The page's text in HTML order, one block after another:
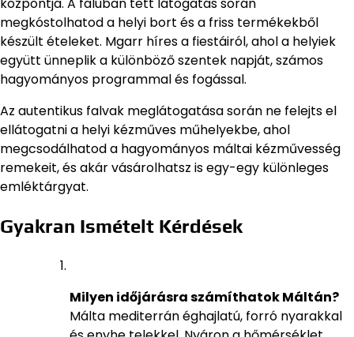
központja. A faluban tett látogatás során
megkóstolhatod a helyi bort és a friss termékekből
készült ételeket. Mgarr híres a fiestáiról, ahol a helyiek
együtt ünneplik a különböző szentek napját, számos
hagyományos programmal és fogással.
Az autentikus falvak meglátogatása során ne felejts el
ellátogatni a helyi kézműves műhelyekbe, ahol
megcsodálhatod a hagyományos máltai kézművesség
remekeit, és akár vásárolhatsz is egy-egy különleges
emléktárgyat.
Gyakran Ismételt Kérdések
Milyen időjárásra számíthatok Máltán?
Málta mediterrán éghajlatú, forró nyarakkal